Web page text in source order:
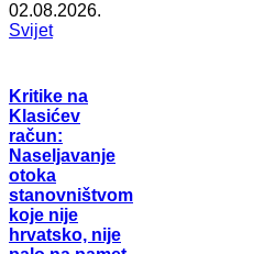
02.08.2026.
Svijet
Kritike na
Klasićev
račun:
Naseljavanje
otoka
stanovništvom
koje nije
hrvatsko, nije